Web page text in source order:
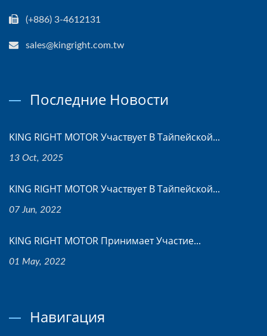
(+886) 3-4612131
sales@kingright.com.tw
Последние Новости
KING RIGHT MOTOR Участвует В Тайпейской...
13 Oct, 2025
KING RIGHT MOTOR Участвует В Тайпейской...
07 Jun, 2022
KING RIGHT MOTOR Принимает Участие...
01 May, 2022
Навигация